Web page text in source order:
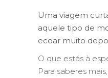
Uma viagem
aquele tipo de
ecoar muito
O que estás à
Para saberes